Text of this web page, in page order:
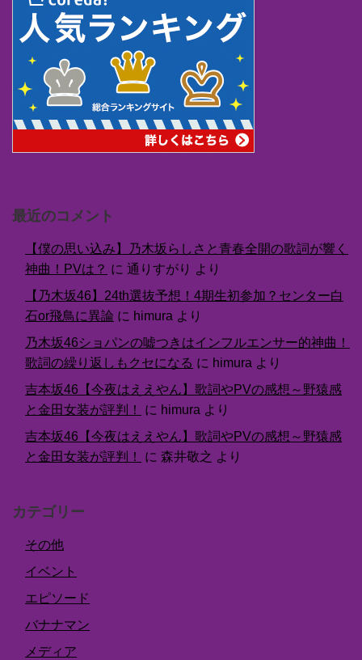
最近のコメント
【僕の思い込み】乃木坂らしさと青春全開の歌詞が響く
神曲！PVは？ に 通りすがり より
【乃木坂46】24th選抜予想！4期生初参加？センター白
石or飛鳥に異論 に himura より
乃木坂46ショパンの嘘つきはインフルエンサー的神曲！
歌詞の繰り返しもクセになる に himura より
吉本坂46【今夜はええやん】歌詞やPVの感想～野猿感
と金田女装が評判！
に himura より
吉本坂46【今夜はええやん】歌詞やPVの感想～野猿感
と金田女装が評判！
に 森井敬之 より
カテゴリー
その他
イベント
エピソード
バナナマン
メディア